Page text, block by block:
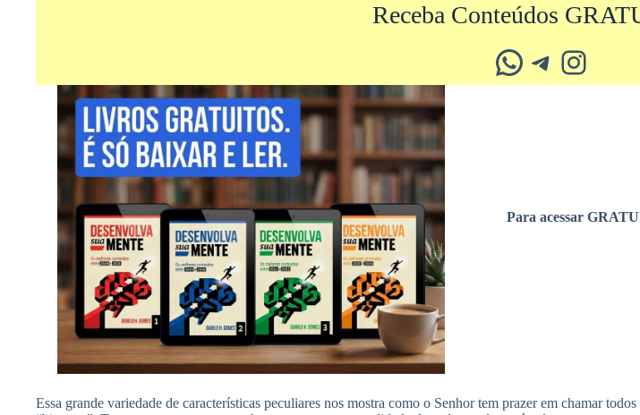
Receba Conteúdos
Whatsapp Telegram Instagram
Para acessar
Essa grande variedade de características peculiares nos mostra como o Senhor tem prazer em chamar todos